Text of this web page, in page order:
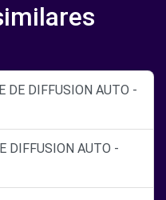
DE DIFFUSION AUTO -
DIFFUSION AUTO -